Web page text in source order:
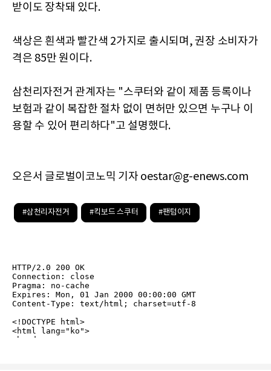
받이도 장착돼 있다.
색상은 흰색과 빨간색 2가지로 출시되며, 권장 소비자가
격은 85만 원이다.
삼천리자전거 관계자는 "스쿠터와 같이 제품 등록이나
보험과 같이 복잡한 절차 없이 면허만 있으면 누구나 이
용할 수 있어 편리하다"고 설명했다.
오은서 글로벌이코노믹 기자 oestar@g-enews.com
#삼천리자전거 #킥보드 스쿠터 #팬텀이지